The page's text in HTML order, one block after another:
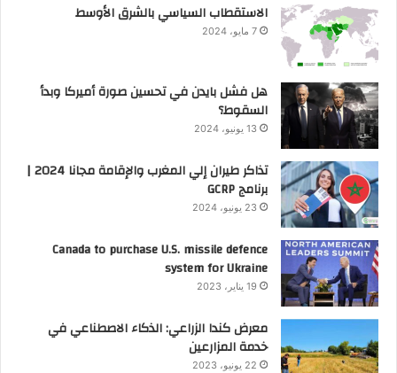
الاستقطاب السياسي بالشرق الأوسط
7 مايو، 2024
هل فشل بايدن في تحسين صورة أميركا وبدأ
السقوط؟
13 يونيو، 2024
تذاكر طيران إلي المغرب والإقامة مجانا 2024 |
برنامج GCRP
23 يونيو، 2024
Canada to purchase U.S. missile defence
system for Ukraine
19 يناير، 2023
معرض كندا الزراعي: الذكاء الاصطناعي في
خدمة المزارعين
22 يونيو، 2023